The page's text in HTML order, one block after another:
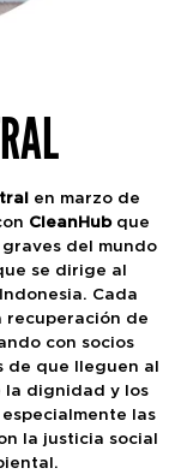
en marzo de
CleanHubque
del mundo
se dirige al
Cada
recuperación de
con socios
de que lleguen al
la dignidad y los
las
la justicia social